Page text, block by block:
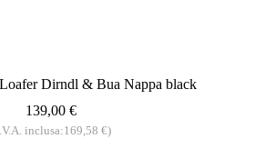
Dirndl & Bua Nappa black
139,00 €
inclusa:169,58 €)